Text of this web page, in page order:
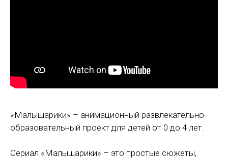
«Малышарики» – анимационный развлекательно-
образовательный проект для детей от 0 до 4 лет.
Сериал «Малышарики» – это простые сюжеты,